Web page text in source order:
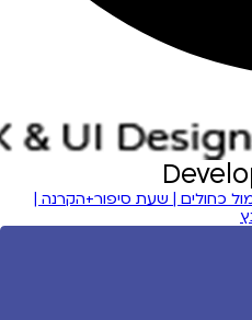
כחולים | שעת סיפור+הקרנה |